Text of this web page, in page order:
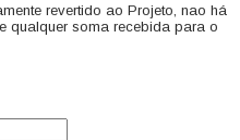
revertido ao Projeto, nao há
qualquer soma recebida para o